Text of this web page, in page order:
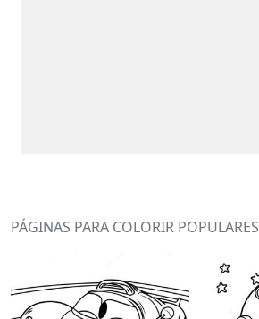
PÁGINAS PARA COLORIR POPULARES